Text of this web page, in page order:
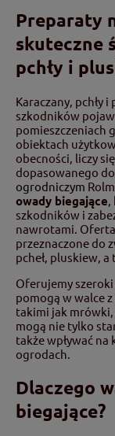
Preparaty
skuteczne
pchły i
Karaczany, pchły
szkodników
pomieszczeniach
obiektach
obecności, liczy
dopasowanego
ogrodniczym
owady biegające,
szkodników i
nawrotami.
przeznaczone do
pcheł, pluskiew,
Oferujemy
pomogą w walce
takimi jak mrówki,
mogą nie tylko
także wpływać
ogrodach.
Dlaczego
biegające?